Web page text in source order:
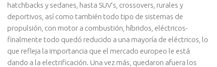
hatchbacks y sedanes, hasta SUV’s, crossovers, rurales y
deportivos, así como también todo tipo de sistemas de
propulsión, con motor a combustión, híbridos, eléctricos-
finalmente todo quedó reducido a una mayoría de eléctricos, lo
que refleja la importancia que el mercado europeo le está
dando a la electrificación. Una vez más, quedaron afuera los